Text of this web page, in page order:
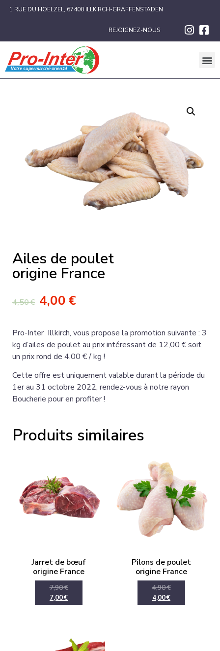
1 RUE DU HOELZEL, 67400 ILLKIRCH-GRAFFENSTADEN
REJOIGNEZ-NOUS
Ailes de poulet
origine France
4,50€ 4,00€
Pro-Inter Illkirch, vous propose la promotion suivante : 3
kg d’ailes de poulet au prix intéressant de 12,00 € soit
un prix rond de 4,00 € / kg !
Cette offre est uniquement valable durant la période du
1erau 31 octobre 2022, rendez-vous à notre rayon
Boucherie pour en profiter !
Produits similaires
Jarret de bœuf
origine France
7,90€
7,00€
Pilons de poulet
origine France
4,90€
4,00€